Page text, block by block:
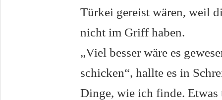
Türkei gereist wären, weil
nicht im Griff haben.
„Viel besser wäre es
schicken“, hallte es in
Dinge, wie ich finde.